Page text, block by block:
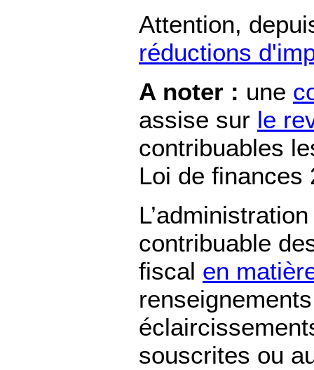
Attention,
réductions
A noter : une
assise sur le
contribuables
Loi de finances
contribuable
fiscal en
souscrites ou